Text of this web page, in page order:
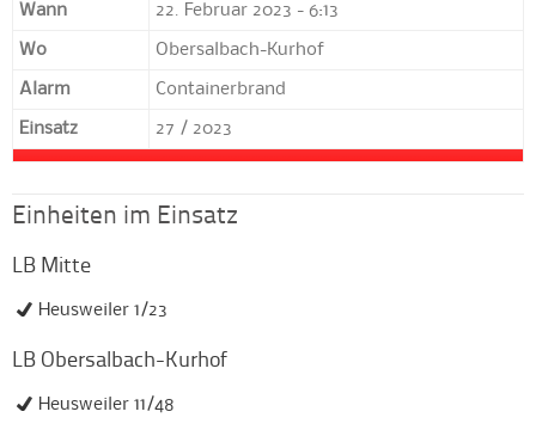
Wann 22. Februar 2023 - 6:13
Wo Obersalbach-Kurhof
Alarm Containerbrand
Einsatz 27 / 2023
Einheiten im Einsatz
LB Mitte
Heusweiler 1/23
LB Obersalbach-Kurhof
Heusweiler 11/48